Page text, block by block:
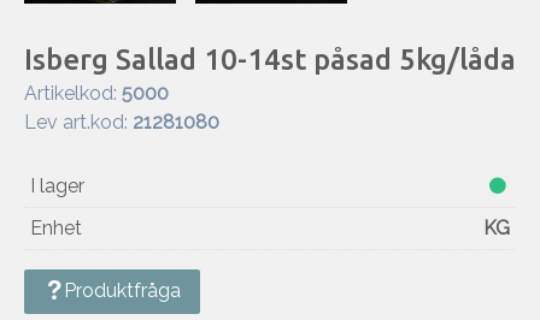
Isberg Sallad 10-14st påsad 5kg/låda
Artikelkod: 5000
Lev art.kod: 21281080
I lager
Enhet
KG
Produktfråga